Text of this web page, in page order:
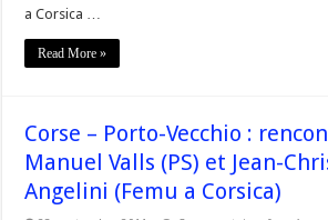
a Corsica …
Read More »
Corse – Porto-Vecchio :
Manuel Valls (PS) et Jean-
Angelini (Femu a Corsica)